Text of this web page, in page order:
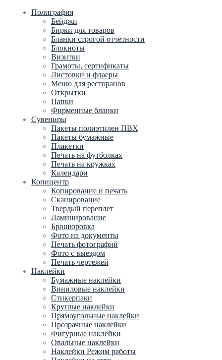
Полиграфия
Бейджи
Бирки для товаров
Бланки строгой отчетности
Блокноты
Визитки
Грамоты, сертификаты
Листовки и флаеры
Меню для ресторанов
Открытки
Папки
Фирменные бланки
Сувениры
Пакеты полиэтилен ПВХ
Пакеты бумажные
Плакетки
Печать на футболках
Печать на кружках
Календари
Копицентр
Копирование и печать
Сканирование
Твердый переплет
Ламинирование
Брошюровка
Фото на документы
Печать фотографий
Фото с выездом
Печать чертежей
Наклейки
Бумажные наклейки
Виниловые наклейки
Стикерпаки
Круглые наклейки
Прямоугольные наклейки
Прозрачные наклейки
Фигурные наклейки
Овальные наклейки
Наклейки Режим работы